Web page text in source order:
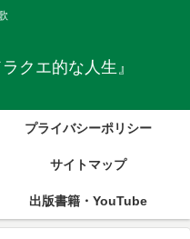
クエ的な人生』
プライバシーポリシー
サイトマップ
出版書籍・YouTube